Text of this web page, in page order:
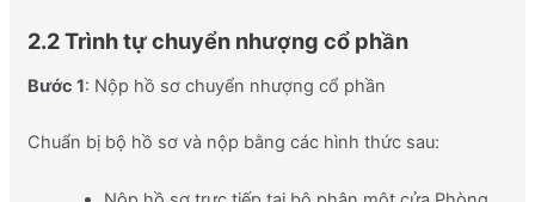
2.2 Trình tự chuyển nhượng cổ phần
Bước 1: Nộp hồ sơ chuyển nhượng cổ phần
Chuẩn bị bộ hồ sơ và nộp bằng các hình thức sau: